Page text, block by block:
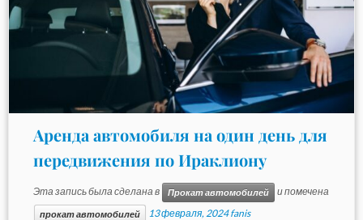
Аренда автомобиля на один день для
передвижения по Ираклиону
Эта запись была сделана в Прокат автомобилей и помечена
прокат автомобилей 13 февраля, 2024 fanis